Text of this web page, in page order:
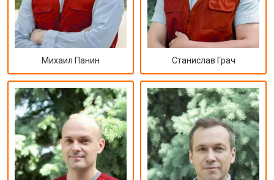
Михаил Панин Станислав Грач